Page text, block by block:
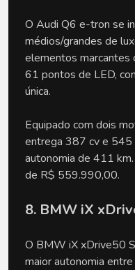
O Audi Q6 e-tron se
médios/grandes de
elementos marcantes
61 pontos de LED,
única.
Equipado com dois
entrega 387 cv e 545
autonomia de 411
de R$ 559.990,00.
8. BMW iX
O BMW iX xDrive50
maior autonomia